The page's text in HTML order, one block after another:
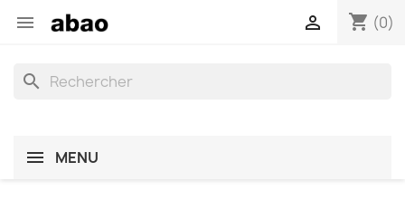
 shopping_cart (0)

search
MENU